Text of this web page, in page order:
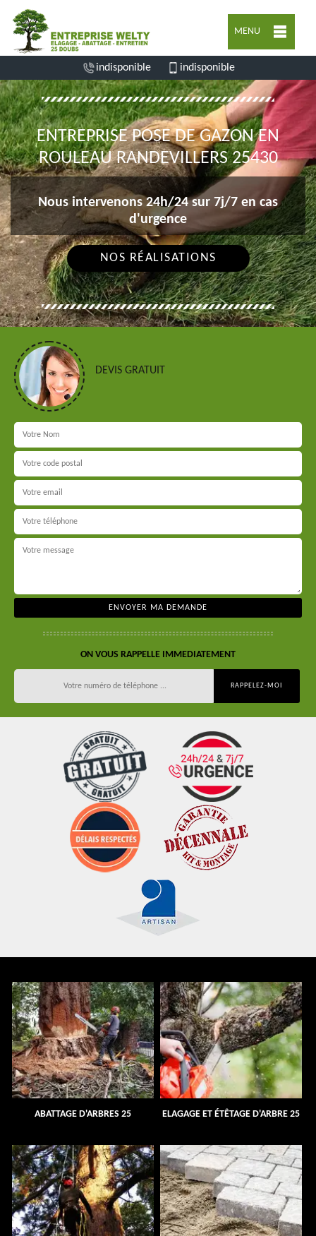
MENU
indisponible indisponible
ENTREPRISE POSE DE GAZON EN
ROULEAU RANDEVILLERS 25430
Nous intervenons 24h/24 sur 7j/7 en cas
d'urgence
NOS RÉALISATIONS
DEVIS GRATUIT
ON VOUS RAPPELLE IMMEDIATEMENT
ABATTAGE D'ARBRES 25 ELAGAGE ET ÉTÊTAGE D'ARBRE 25